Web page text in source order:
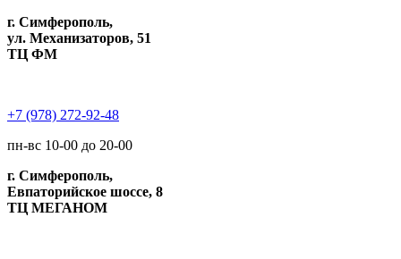
г. Симферополь,
ул. Механизаторов, 51
ТЦ ФМ
+7 (978) 272-92-48
пн-вс 10-00 до 20-00
г. Симферополь,
Евпаторийское шоссе, 8
ТЦ МЕГАНОМ